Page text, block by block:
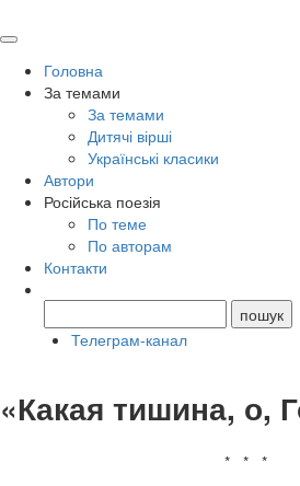
Головна
За темами
За темами
Дитячі вірші
Українські класики
Автори
Російська поезія
По теме
По авторам
Контакти
Телеграм-канал
«Какая тишина, о,
* * *